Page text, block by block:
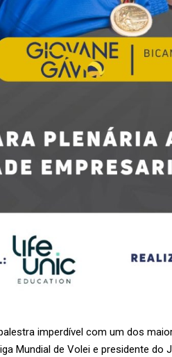
imperdível com um dos
Mundial de Volei e presidente do